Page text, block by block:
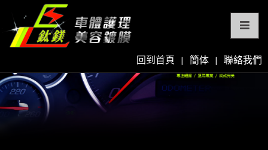
回到首頁 | 簡体 | 聯絡我們